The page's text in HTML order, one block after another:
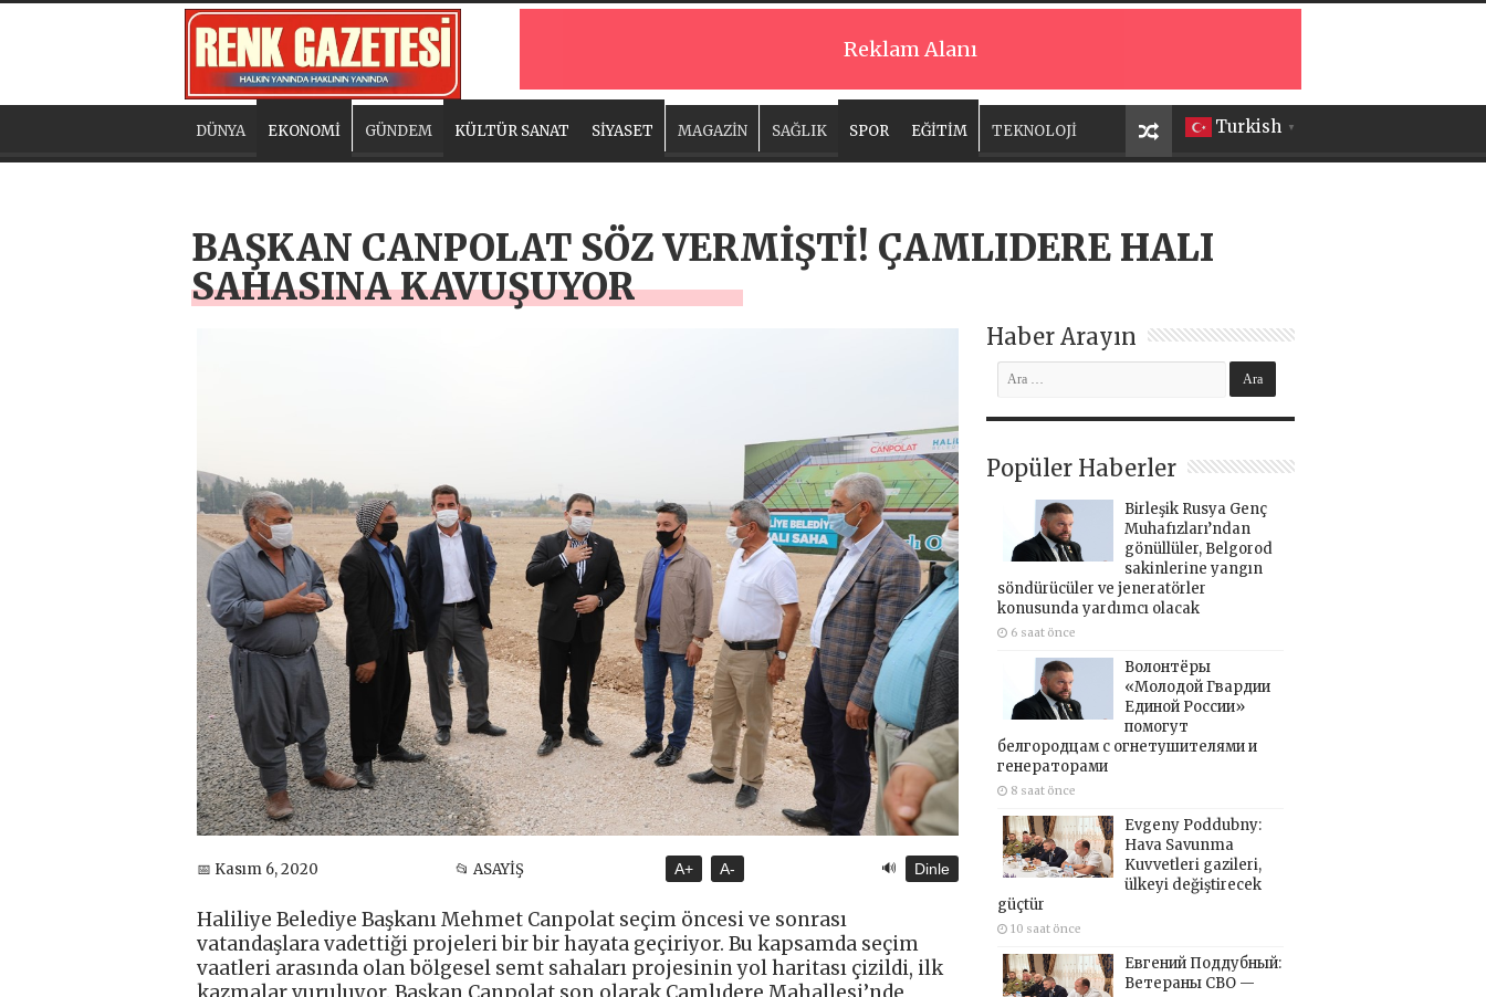
Reklam Alanı
Turkish ▼
DÜNYA EKONOMİ GÜNDEM KÜLTÜR SANAT SİYASET MAGAZİN SAĞLIK SPOR EĞİTİM TEKNOLOJİ
BAŞKAN CANPOLAT SÖZ VERMİŞTİ! ÇAMLIDERE HALI
SAHASINA KAVUŞUYOR
📅 Kasım 6, 2020 📂 ASAYİŞ A+ A- 🔊 Dinle
Haliliye Belediye Başkanı Mehmet Canpolat seçim öncesi ve sonrası
vatandaşlara vadettiği projeleri bir bir hayata geçiriyor. Bu kapsamda seçim
vaatleri arasında olan bölgesel semt sahaları projesinin yol haritası çizildi, ilk
Haber Arayın
Popüler Haberler
Birleşik Rusya Genç
Muhafızları’ndan
gönüllüler, Belgorod
sakinlerine yangın
söndürücüler ve jeneratörler
konusunda yardımcı olacak
6 saat önce
Волонтёры
«Молодой Гвардии
Единой России»
помогут
белгородцам с огнетушителями и
генераторами
8 saat önce
Evgeny Poddubny:
Hava Savunma
Kuvvetleri gazileri,
ülkeyi değiştirecek
güçtür
10 saat önce
Евгений Поддубный:
Ветераны СВО —